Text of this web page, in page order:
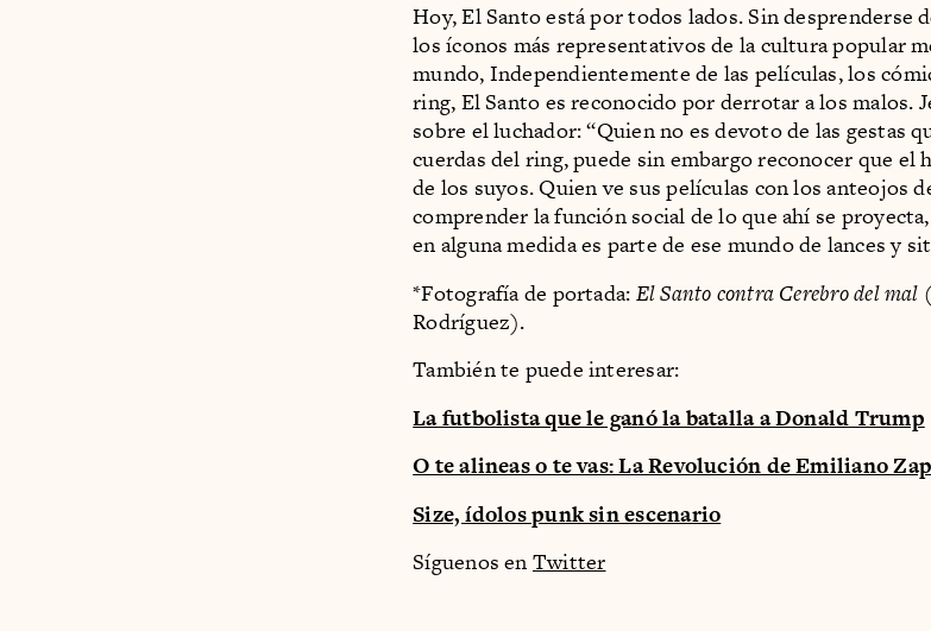
Hoy, El Santo está por todos lados. Sin desprenderse
los íconos más representativos de la cultura popular
mundo, Independientemente de las películas, los
ring, El Santo es reconocido por derrotar a los malos.
sobre el luchador: “Quien no es devoto de las gestas
cuerdas del ring, puede sin embargo reconocer que el
de los suyos. Quien ve sus películas con los anteojos
comprender la función social de lo que ahí se
en alguna medida es parte de ese mundo de lances y
*Fotografía de portada: El Santo contra Cerebro del mal
Rodríguez).
También te puede interesar:
La futbolista que le ganó la batalla a Donald Trump
O te alineas o te vas: La Revolución de Emiliano
Size, ídolos punk sin escenario
Síguenos en Twitter